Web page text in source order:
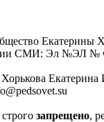
Екатерины
СМИ: Эл №ЭЛ №
Екатерина
запрещено,